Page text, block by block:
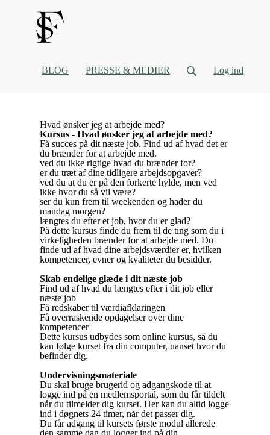
BLOG PRESSE & MEDIER Log ind
Hvad ønsker jeg at arbejde med?
Kursus - Hvad ønsker jeg at arbejde med?
Få succes på dit næste job. Find ud af hvad det er
du brænder for at arbejde med.
ved du ikke rigtige hvad du brænder for?
er du træt af dine tidligere arbejdsopgaver?
ved du at du er på den forkerte hylde, men ved
ikke hvor du så vil være?
ser du kun frem til weekenden og hader du
mandag morgen?
længtes du efter et job, hvor du er glad?
På dette kursus finde du frem til de ting som du i
virkeligheden brænder for at arbejde med. Du
finde ud af hvad dine arbejdsværdier er, hvilken
kompetencer, evner og kvaliteter du besidder.
Skab endelige glæde i dit næste job
Find ud af hvad du længtes efter i dit job eller
næste job
Få redskaber til værdiafklaringen
Få overraskende opdagelser over dine
kompetencer
Dette kursus udbydes som online kursus, så du
kan følge kurset fra din computer, uanset hvor du
befinder dig.
Undervisningsmateriale
Du skal bruge brugerid og adgangskode til at
logge ind på en medlemsportal, som du får tildelt
når du tilmelder dig kurset. Her kan du altid logge
ind i døgnets 24 timer, når det passer dig.
Du får adgang til kursets første modul allerede
den samme dag du logger ind på din